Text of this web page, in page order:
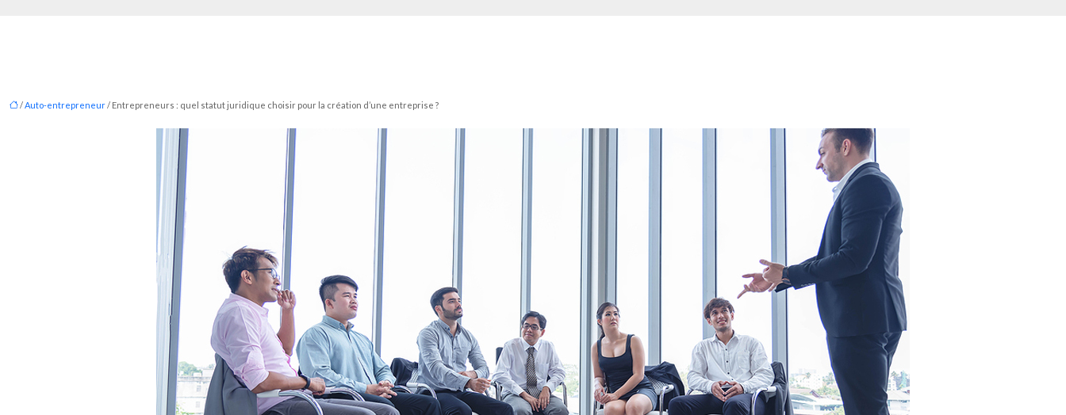
/Auto-entrepreneur/ Entrepreneurs : quel statut juridique choisir pour la création d’une entreprise ?